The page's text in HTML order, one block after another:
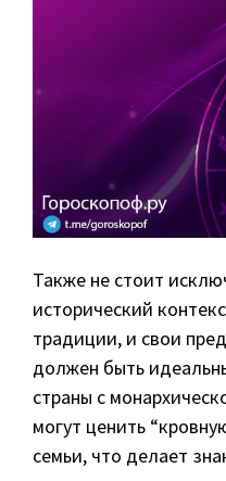
Также не стоит
исторический
традиции, и свои
должен быть
страны с
могут ценить
семьи, что делает